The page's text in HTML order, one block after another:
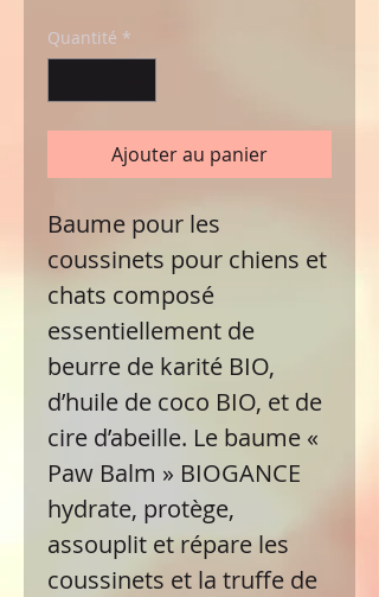
Quantité *
Ajouter au panier
Baume pour les
coussinets pour chiens et
chats composé
essentiellement de
beurre de karité BIO,
d’huile de coco BIO, et de
cire d’abeille. Le baume «
Paw Balm » BIOGANCE
hydrate, protège,
assouplit et répare les
coussinets et la truffe de